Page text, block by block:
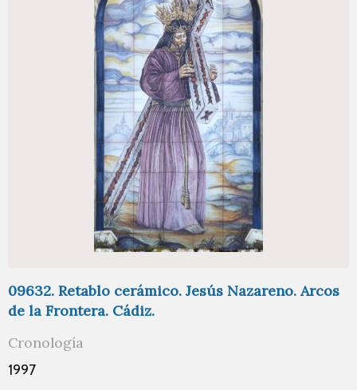
09632. Retablo cerámico. Jesús Nazareno. Arcos
de la Frontera. Cádiz.
Cronología
1997